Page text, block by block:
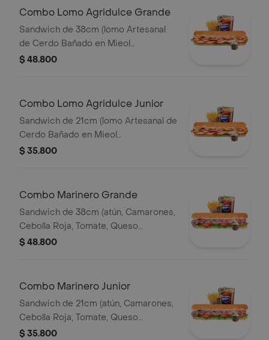
Combo Lomo Agridulce Grande
Sandwich de 38cm (lomo Artesanal
de Cerdo Bañado en Mieol
Mostaza,queso
$ 48.800
Combo Lomo Agridulce Junior
Sandwich de 21cm (lomo Artesanal de
Cerdo Bañado en Mieol
Mostaza,queso
$ 35.800
Combo Marinero Grande
Sandwich de 38cm (atún, Camarones,
Cebolla Roja, Tomate, Queso
Mozzareila, Lechuga y Salsa de Ajo)
$ 48.800
Combo Marinero Junior
Sandwich de 21cm (atún, Camarones,
Cebolla Roja, Tomate, Queso
Mozzareila, Lechuga y Salsa de Ajo)
$ 35.800